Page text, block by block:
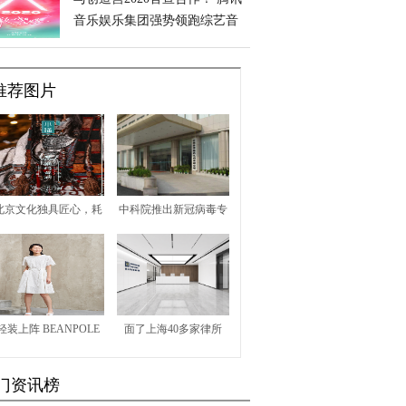
音乐娱乐集团强势领跑综艺音
荐图片
京文化独具匠心，耗
时十年打造封神世界
中科院推出新冠病毒专
用消毒液 1分钟灭活率
达99.99%
装上阵 BEANPOLE 面了上海40多家律所
资讯榜